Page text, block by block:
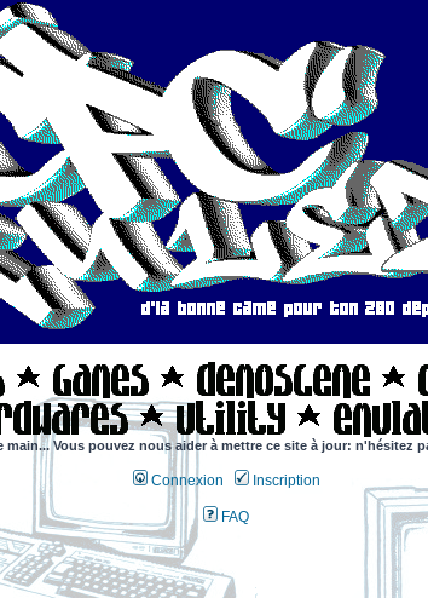
main... Vous pouvez nous aider à mettre ce site à jour: n'hésitez
Connexion Inscription
FAQ